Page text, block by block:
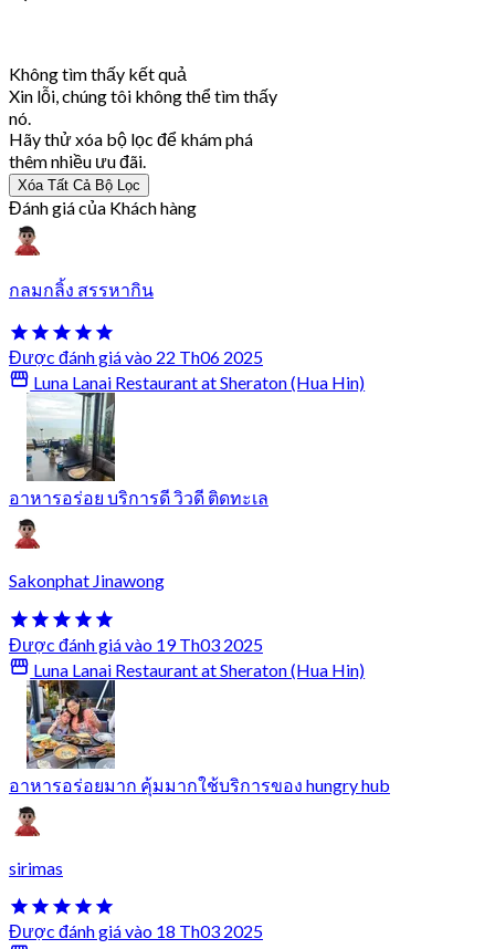
Không tìm thấy kết quả
Xin lỗi, chúng tôi không thể tìm thấy
nó.
Hãy thử xóa bộ lọc để khám phá
thêm nhiều ưu đãi.
Xóa Tất Cả Bộ Lọc
Đánh giá của Khách hàng
กลมกลิ้ง สรรหากิน
Được đánh giá vào 22 Th06 2025
Luna Lanai Restaurant at Sheraton (Hua Hin)
อาหารอร่อย บริการดี วิวดี ติดทะเล
Sakonphat Jinawong
Được đánh giá vào 19 Th03 2025
Luna Lanai Restaurant at Sheraton (Hua Hin)
อาหารอร่อยมาก คุ้มมากใช้บริการของ hungry hub
sirimas
Được đánh giá vào 18 Th03 2025